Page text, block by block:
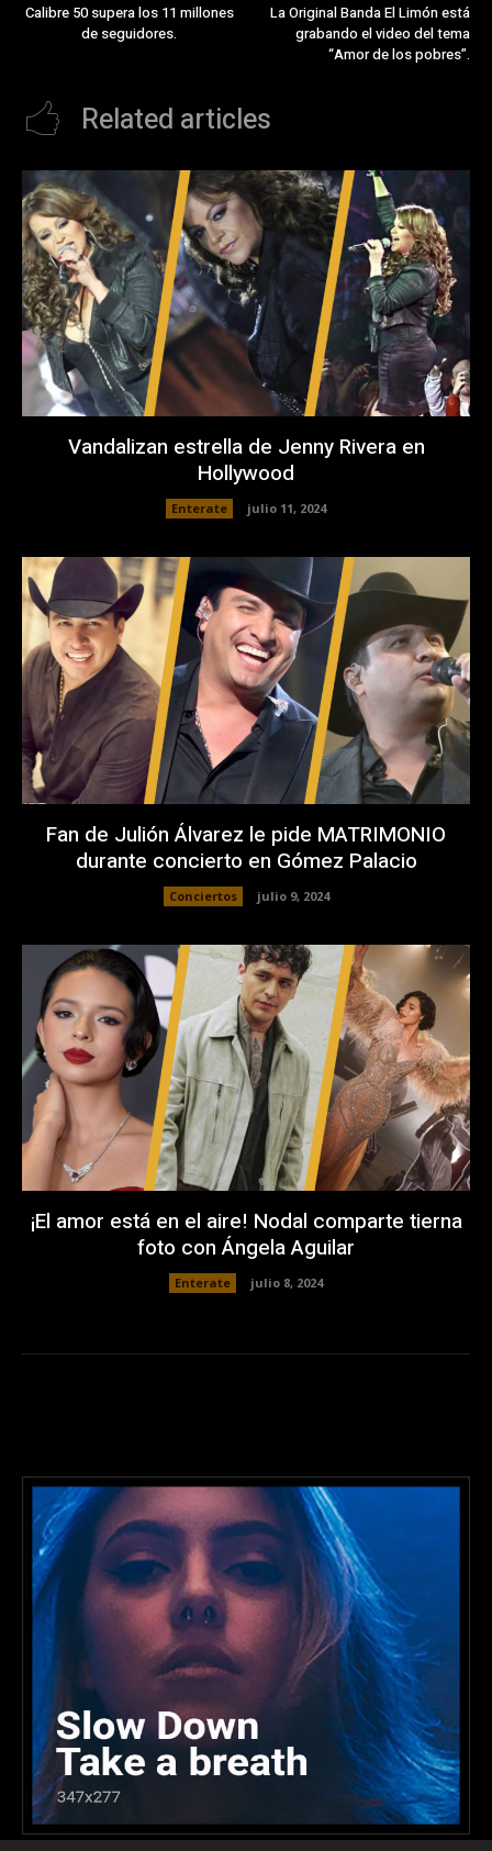
Calibre 50 supera los 11 millones
de seguidores.
La Original Banda El Limón está
grabando el video del tema
“Amor de los pobres”.
Related articles
Vandalizan estrella de Jenny Rivera en
Hollywood
Enterate julio 11, 2024
Fan de Julión Álvarez le pide MATRIMONIO
durante concierto en Gómez Palacio
Conciertos julio 9, 2024
¡El amor está en el aire! Nodal comparte tierna
foto con Ángela Aguilar
Enterate julio 8, 2024